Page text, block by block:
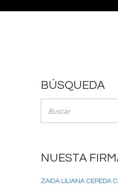
BÚSQUEDA
NUESTA
ZAIDA LILIANA CEPEDA